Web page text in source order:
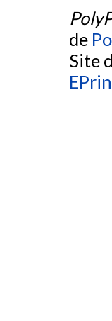
de
Site